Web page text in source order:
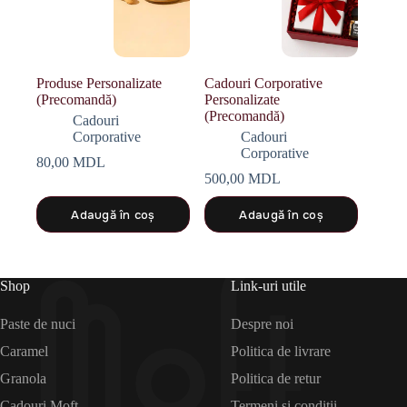
Produse Personalizate
(Precomandă)
Cadouri
Corporative
80,00 MDL
Adaugă în coș
Cadouri Corporative
Personalizate
(Precomandă)
Cadouri
Corporative
500,00MDL
Adaugă în coș
Shop
Paste de nuci
Caramel
Granola
Link-uri utile
Despre noi
Politica de livrare
Politica de retur